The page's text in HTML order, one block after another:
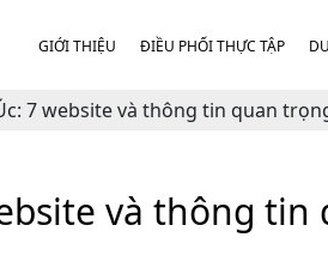
GIỚI THIỆU ĐIỀU PHỐI THỰC TẬP
7 website và thông tin quan
và thông